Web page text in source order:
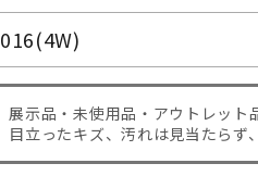
展示品・未使用品・アウトレット
目立ったキズ、汚れは見当たらず